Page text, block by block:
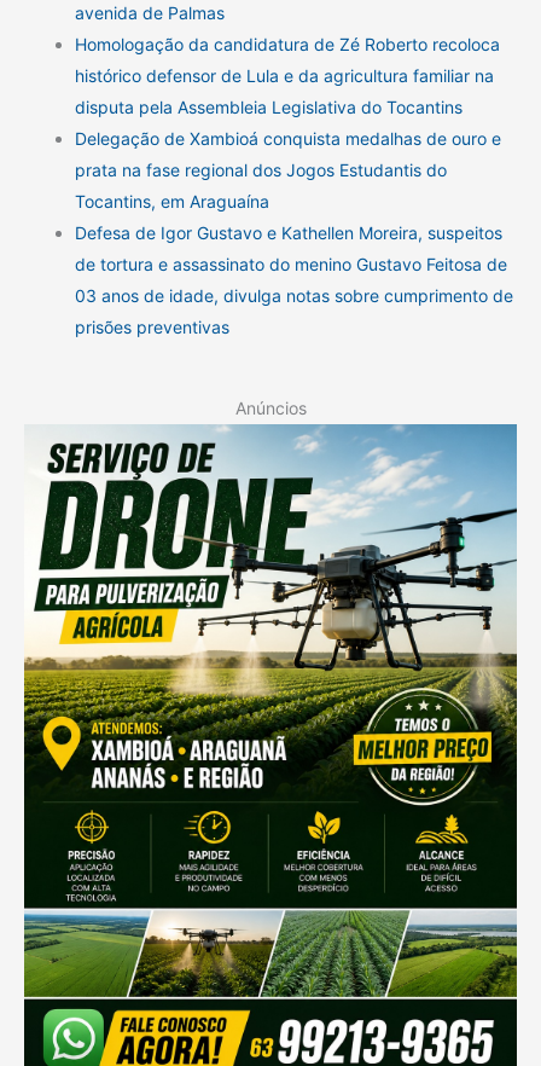
avenida de Palmas
Homologação da candidatura de Zé Roberto recoloca
histórico defensor de Lula e da agricultura familiar na
disputa pela Assembleia Legislativa do Tocantins
Delegação de Xambioá conquista medalhas de ouro e
prata na fase regional dos Jogos Estudantis do
Tocantins, em Araguaína
Defesa de Igor Gustavo e Kathellen Moreira, suspeitos
de tortura e assassinato do menino Gustavo Feitosa de
03 anos de idade, divulga notas sobre cumprimento de
prisões preventivas
Anúncios